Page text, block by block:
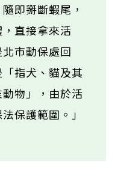
即掰斷蝦尾，
直接拿來活
市動保處回
指犬、貓及其
物」，由於活
保護範圍。」